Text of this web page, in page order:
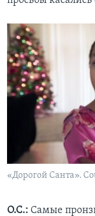
«Дорогой Санта».
О.С.: Самые